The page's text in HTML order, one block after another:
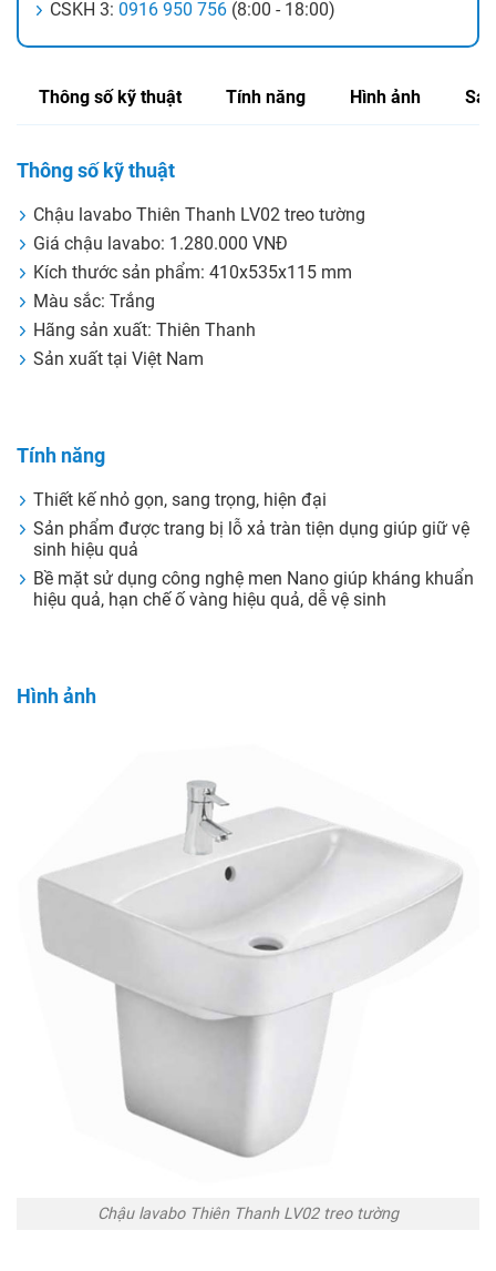
CSKH 3: 0916 950 756 (8:00 - 18:00)
Thông số kỹ thuật Tính năng Hình ảnh
Thông số kỹ thuật
Chậu lavabo Thiên Thanh LV02 treo tường
Giá chậu lavabo: 1.280.000 VNĐ
Kích thước sản phẩm: 410x535x115 mm
Màu sắc: Trắng
Hãng sản xuất: Thiên Thanh
Sản xuất tại Việt Nam
Tính năng
Thiết kế nhỏ gọn, sang trọng, hiện đại
Sản phẩm được trang bị lỗ xả tràn tiện dụng giúp giữ vệ
sinh hiệu quả
Bề mặt sử dụng công nghệ men Nano giúp kháng khuẩn
hiệu quả, hạn chế ố vàng hiệu quả, dễ vệ sinh
Hình ảnh
Chậu lavabo Thiên Thanh LV02 treo tường